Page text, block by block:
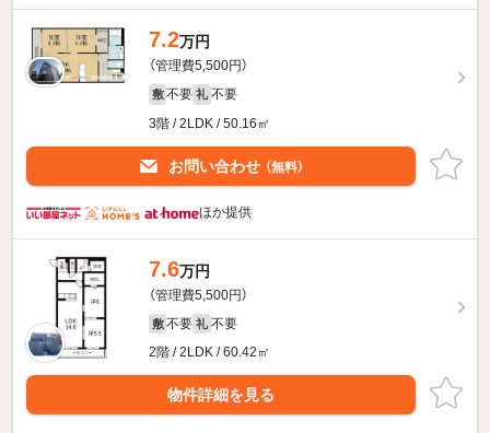
7.2万円
（管理費5,500円）
敷 不要 礼 不要
3階 / 2LDK / 50.16㎡
お問い合わせ （無料）
ほか提供
7.6万円
（管理費5,500円）
敷 不要 礼 不要
2階 / 2LDK / 60.42㎡
物件詳細を見る